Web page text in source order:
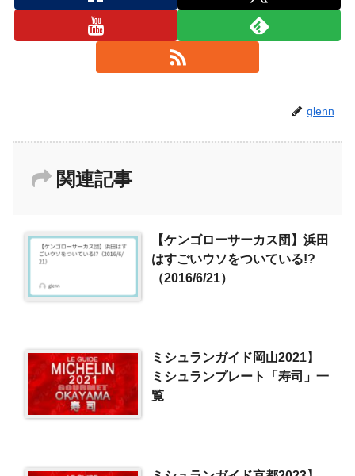
glenn
関連記事
【ケンゴローサーカス団】浜田
はすごいウソをついている!?
（2016/6/21）
ミシュランガイド岡山2021】
ミシュランプレート「寿司」一
覧